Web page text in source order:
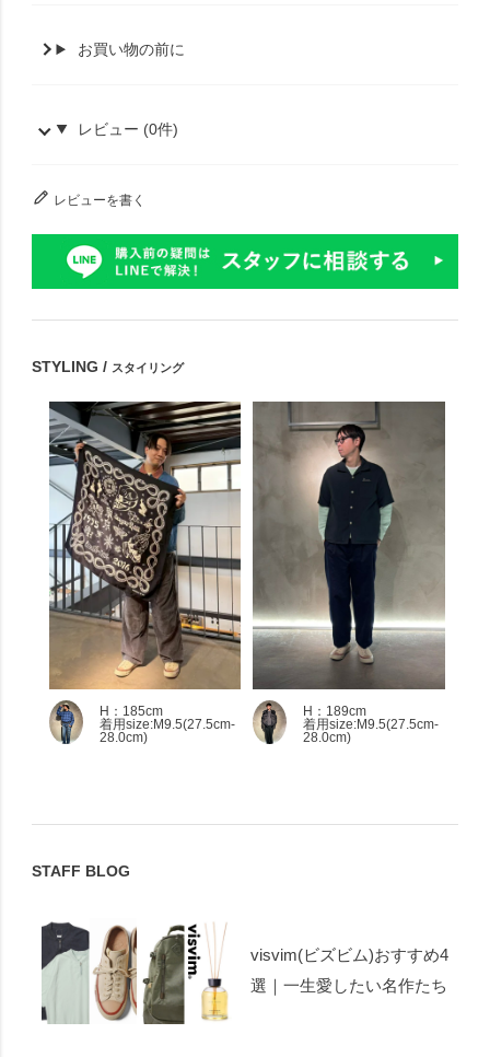
お買い物の前に
レビュー (0件)
レビューを書く
STYLING / スタイリング
H：185cm
着用size:M9.5(27.5cm-
28.0cm)
H：189cm
着用size:M9.5(27.5cm-
28.0cm)
STAFF BLOG
visvim(ビズビム)おすすめ4
選｜一生愛したい名作たち